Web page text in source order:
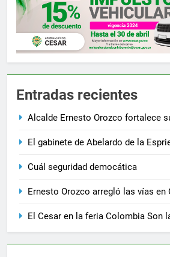
Entradas recientes
Alcalde Ernesto Orozco fortalece
El gabinete de Abelardo de la
Cuál seguridad democática
Ernesto Orozco arregló las vías en
El Cesar en la feria Colombia Son